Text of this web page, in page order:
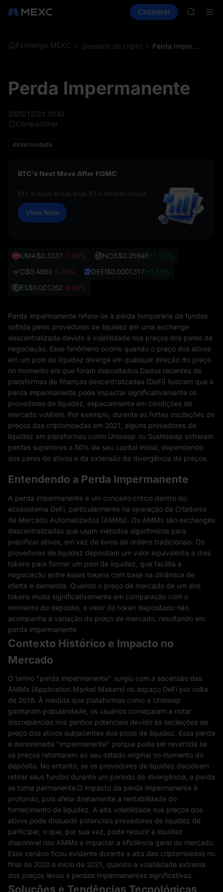
Mercados Spot Futuros
Cadastrar
LLY
Exchange MEXC / Glossário de cripto / Perda Impermanente
Perda Impermanente
2025/12/23 10:42
Compartilhar
#Intermediate
BTC's Next Move After FOMC
ETF 3-week streak ends. ETH attracts inflows.
View Now
UMA$0.3337-1.38% NOS$0.26948+1.73%
O$0.4893-1.05% DEFI$0.0001317+0.53%
ES$0.001262-4.89%
Perda impermanente refere-se à perda temporária de fundos
sofrida pelos provedores de liquidez em uma exchange
descentralizada devido à volatilidade nos preços dos pares de
negociação. Esse fenômeno ocorre quando o preço dos ativos
em um pool de liquidez diverge em qualquer direção do preço
no momento em que foram depositados.Dados recentes de
plataformas de finanças descentralizadas (DeFi) ilustram que a
perda impermanente pode impactar significativamente os
provedores de liquidez, especialmente em condições de
mercado voláteis. Por exemplo, durante as fortes oscilações de
preços das criptomoedas em 2021, alguns provedores de
liquidez em plataformas como Uniswap ou Sushiswap sofreram
perdas superiores a 50% de seu capital inicial, dependendo
dos pares de ativos e da extensão da divergência de preços.
Entendendo a Perda Impermanente
A perda impermanente é um conceito crítico dentro do
ecossistema DeFi, particularmente na operação de Criadores
de Mercado Automatizados (AMMs). Os AMMs são exchanges
descentralizadas que usam métodos algorítmicos para
precificar ativos, em vez de livros de ordens tradicionais. Os
provedores de liquidez depositam um valor equivalente a dois
tokens para formar um pool de liquidez, que facilita a
negociação entre esses tokens com base na dinâmica de
oferta e demanda. Quando o preço de mercado de um dos
tokens muda significativamente em comparação com o
momento do depósito, o valor do token depositado não
acompanha a variação do preço de mercado, resultando em
perda impermanente.
Contexto Histórico e Impacto no
Mercado
O termo "perda impermanente" surgiu com a ascensão das
AMMs (Application Market Makers) no espaço DeFi por volta
de 2018. À medida que plataformas como a Uniswap
ganharam popularidade, os usuários começaram a notar
discrepâncias nos ganhos potenciais devido às oscilações de
preço dos ativos subjacentes dos pools de liquidez. Essa perda
é denominada "impermanente" porque pode ser revertida se
os preços retornarem ao seu estado original no momento do
depósito. No entanto, se os provedores de liquidez decidirem
retirar seus fundos durante um período de divergência, a perda
se torna permanente.O impacto da perda impermanente é
profundo, pois afeta diretamente a rentabilidade do
fornecimento de liquidez. A alta volatilidade nos preços dos
ativos pode dissuadir potenciais provedores de liquidez de
participar, o que, por sua vez, pode reduzir a liquidez
disponível nas AMMs e impactar a eficiência geral do mercado.
Esse cenário ficou evidente durante a alta das criptomoedas no
final de 2020 e início de 2021, quando a volatilidade extrema
dos preços levou a perdas impermanentes significativas.
Soluções e Tendências Tecnológicas